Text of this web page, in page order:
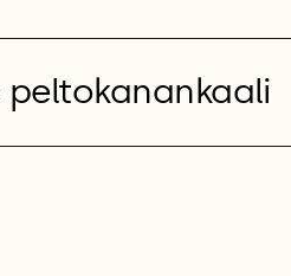
peltokanankaali